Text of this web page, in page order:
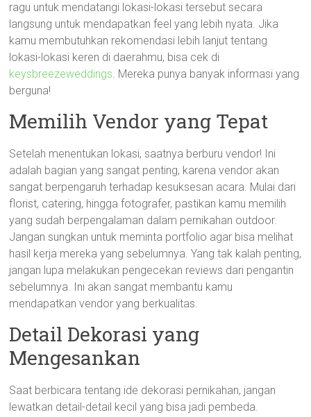
ragu untuk mendatangi lokasi-lokasi tersebut secara
langsung untuk mendapatkan feel yang lebih nyata. Jika
kamu membutuhkan rekomendasi lebih lanjut tentang
lokasi-lokasi keren di daerahmu, bisa cek di
keysbreezeweddings. Mereka punya banyak informasi yang
berguna!
Memilih Vendor yang Tepat
Setelah menentukan lokasi, saatnya berburu vendor! Ini
adalah bagian yang sangat penting, karena vendor akan
sangat berpengaruh terhadap kesuksesan acara. Mulai dari
florist, catering, hingga fotografer, pastikan kamu memilih
yang sudah berpengalaman dalam pernikahan outdoor.
Jangan sungkan untuk meminta portfolio agar bisa melihat
hasil kerja mereka yang sebelumnya. Yang tak kalah penting,
jangan lupa melakukan pengecekan reviews dari pengantin
sebelumnya. Ini akan sangat membantu kamu
mendapatkan vendor yang berkualitas.
Detail Dekorasi yang
Mengesankan
Saat berbicara tentang ide dekorasi pernikahan, jangan
lewatkan detail-detail kecil yang bisa jadi pembeda.